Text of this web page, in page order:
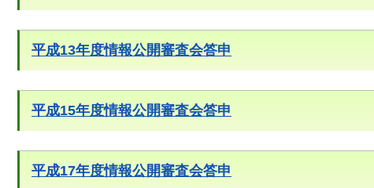
平成13年度情報公開審査会答申
平成15年度情報公開審査会答申
平成17年度情報公開審査会答申